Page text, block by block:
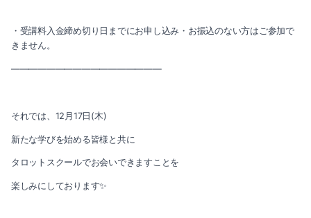
・受講料入金締め切り日までにお申し込み・お振込のない方はご参加で
きません。
―――――――――――――――――
それでは、12月17日(木)
新たな学びを始める皆様と共に
タロットスクールでお会いできますことを
楽しみにしております✨